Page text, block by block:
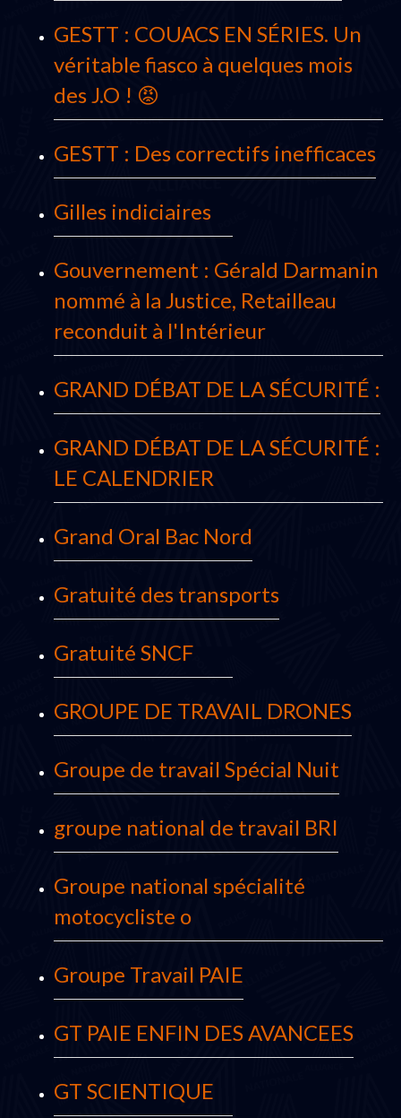
GESTT : COUACS EN SÉRIES. Un
véritable fiasco à quelques mois
des J.O ! 😡
GESTT : Des correctifs inefficaces
Gilles indiciaires
Gouvernement : Gérald Darmanin
nommé à la Justice, Retailleau
reconduit à l'Intérieur
GRAND DÉBAT DE LA SÉCURITÉ :
GRAND DÉBAT DE LA SÉCURITÉ :
LE CALENDRIER
Grand Oral Bac Nord
Gratuité des transports
Gratuité SNCF
GROUPE DE TRAVAIL DRONES
Groupe de travail Spécial Nuit
groupe national de travail BRI
Groupe national spécialité
motocycliste o
Groupe Travail PAIE
GT PAIE ENFIN DES AVANCEES
GT SCIENTIQUE